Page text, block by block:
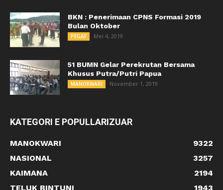
BKN : Penerimaan CPNS Formasi 2019
Bulan Oktober
PEGAF Mei 4, 2019
51 BUMN Gelar Perekrutan Bersama
Khusus Putra/Putri Papua
MANOKWARI November 1, 2019
KATEGORI E POPULLARIZUAR
MANOKWARI
9322
NASIONAL
3257
KAIMANA
2194
TELUK BINTUNI
1943